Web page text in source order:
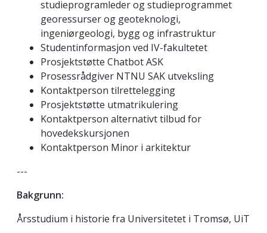
studieprogramleder og studieprogrammet
georessurser og geoteknologi,
ingeniørgeologi, bygg og infrastruktur
Studentinformasjon ved IV-fakultetet
Prosjektstøtte Chatbot ASK
Prosessrådgiver NTNU SAK utveksling
Kontaktperson tilrettelegging
Prosjektstøtte utmatrikulering
Kontaktperson alternativt tilbud for
hovedekskursjonen
Kontaktperson Minor i arkitektur
---
Bakgrunn:
Årsstudium i historie fra Universitetet i Tromsø, UiT